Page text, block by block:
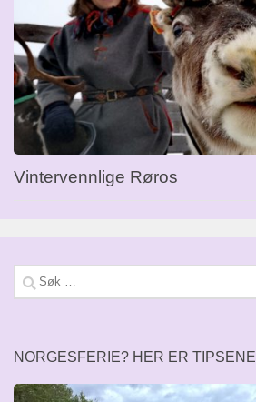
Vintervennlige Røros
Søk
etter:
NORGESFERIE? HER ER TIPSENE